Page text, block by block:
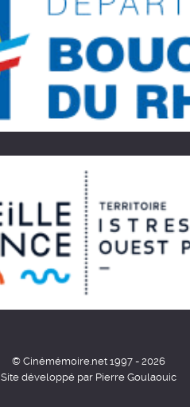
© Cinémémoire.net 1997 - 2026
Site développé par Pierre Goulaouic